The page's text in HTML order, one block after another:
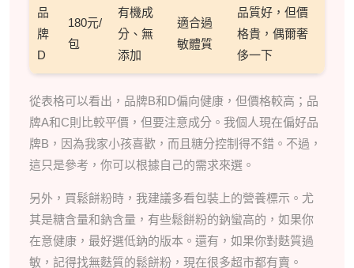
品
牌
D
180元/
包
有機成
分、無
添加
適合過
敏體質
品質好，但價
格貴，偶爾奢
侈一下
從表格可以看出，品牌B和D偏向健康，但價格較高；品
牌A和C則比較平價，但要注意成分。我個人現在偏好品
牌B，因為我家小孩喜歡，而且糖分控制得不錯。不過，
這只是參考，你可以根據自己的需求來選。
另外，買鬆餅粉時，我建議多看包裝上的營養標示。尤
其是糖含量和鈉含量，有些鬆餅粉的鈉蠻高的，如果你
在意健康，最好選低鈉的版本。還有，如果你對麩質過
敏，記得找無麩質的鬆餅粉，現在很多超市都有賣。